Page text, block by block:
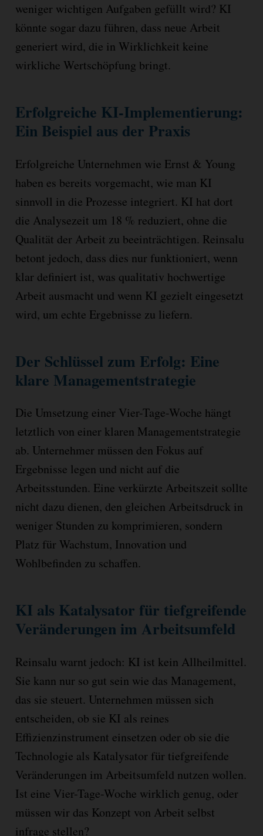
weniger wichtigen Aufgaben gefüllt wird? KI
könnte sogar dazu führen, dass neue Arbeit
generiert wird, die in Wirklichkeit keine
wirkliche Wertschöpfung bringt.
Erfolgreiche KI-Implementierung:
Ein Beispiel aus der Praxis
Erfolgreiche Unternehmen wie Ernst & Young
haben es bereits vorgemacht, wie man KI
sinnvoll in die Prozesse integriert. KI hat dort
die Analysezeit um 18 % reduziert, ohne die
Qualität der Arbeit zu beeinträchtigen. Reinsalu
betont jedoch, dass dies nur funktioniert, wenn
klar definiert ist, was qualitativ hochwertige
Arbeit ausmacht und wenn KI gezielt eingesetzt
wird, um echte Ergebnisse zu liefern.
Der Schlüssel zum Erfolg: Eine
klare Managementstrategie
Die Umsetzung einer Vier-Tage-Woche hängt
letztlich von einer klaren Managementstrategie
ab. Unternehmer müssen den Fokus auf
Ergebnisse legen und nicht auf die
Arbeitsstunden. Eine verkürzte Arbeitszeit sollte
nicht dazu dienen, den gleichen Arbeitsdruck in
weniger Stunden zu komprimieren, sondern
Platz für Wachstum, Innovation und
Wohlbefinden zu schaffen.
KI als Katalysator für tiefgreifende
Veränderungen im Arbeitsumfeld
Reinsalu warnt jedoch: KI ist kein Allheilmittel.
Sie kann nur so gut sein wie das Management,
das sie steuert. Unternehmen müssen sich
entscheiden, ob sie KI als reines
Effizienzinstrument einsetzen oder ob sie die
Technologie als Katalysator für tiefgreifende
Veränderungen im Arbeitsumfeld nutzen wollen.
Ist eine Vier-Tage-Woche wirklich genug, oder
müssen wir das Konzept von Arbeit selbst
infrage stellen?